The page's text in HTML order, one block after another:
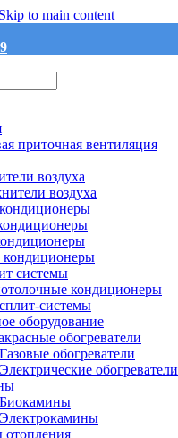
Skip to main content
приточная вентиляция
воздуха
воздуха
системы
кондиционеры
системы
оборудование
обогреватели
Газовые обогреватели
Электрические обогреватели
Биокамины
Электрокамины
отопления